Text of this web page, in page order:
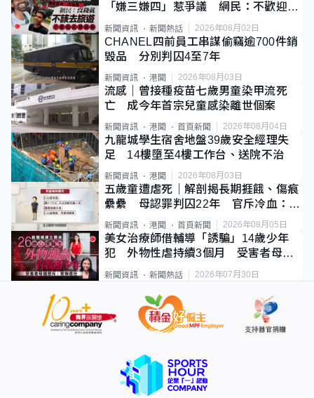
「嫌三嫌四」惹爭議 網民：不歡迎劣
質旅客
新聞資訊 新聞熱話 2026年08月02日
CHANEL四前員工串謀偷竊逾700件銷
毀品 分別判囚4至7年
新聞資訊 港聞 2026年08月03日
流感｜曾接種疫苗七歲男童染甲流死
亡 成今年首宗兒童感染離世個案
新聞資訊 港聞 首頁新聞 2026年08月04日
九龍城學生宿舍地盤39歲安全經理失
足 14樓墮至4樓工作台、送院不治
新聞資訊 港聞 2026年08月03日
五歲童遭虐死｜解剖揭長期捱餓、傷痕
纍纍 母認罪判囚22年 官斥冷血：同
類案最惡劣
新聞資訊 港聞 首頁新聞 2026年08月05日
美女治療師借輔導「誘騙」14歲少年
犯 外物性虐持續3個月 受害者母：
要保護其他人
新聞資訊 新聞熱話 2026年07月30日